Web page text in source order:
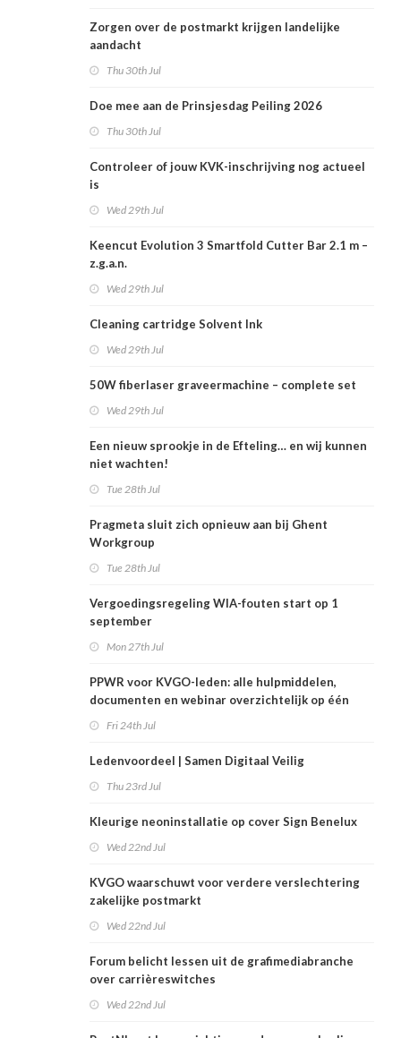
Zorgen over de postmarkt krijgen landelijke
aandacht
Thu 30th Jul
Doe mee aan de Prinsjesdag Peiling 2026
Thu 30th Jul
Controleer of jouw KVK-inschrijving nog actueel
is
Wed 29th Jul
Keencut Evolution 3 Smartfold Cutter Bar 2.1 m –
z.g.a.n.
Wed 29th Jul
Cleaning cartridge Solvent Ink
Wed 29th Jul
50W fiberlaser graveermachine – complete set
Wed 29th Jul
Een nieuw sprookje in de Efteling… en wij kunnen
niet wachten!
Tue 28th Jul
Pragmeta sluit zich opnieuw aan bij Ghent
Workgroup
Tue 28th Jul
Vergoedingsregeling WIA-fouten start op 1
september
Mon 27th Jul
PPWR voor KVGO-leden: alle hulpmiddelen,
documenten en webinar overzichtelijk op één
Fri 24th Jul
Ledenvoordeel | Samen Digitaal Veilig
Thu 23rd Jul
Kleurige neoninstallatie op cover Sign Benelux
Wed 22nd Jul
KVGO waarschuwt voor verdere verslechtering
zakelijke postmarkt
Wed 22nd Jul
Forum belicht lessen uit de grafimediabranche
over carrièreswitches
Wed 22nd Jul